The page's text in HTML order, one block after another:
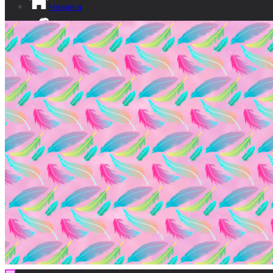
Hasiera
Izan lumatxo!
Ikusgune
Bideoak
Dokumentala
Gardentasuna
Kontaktua
EU
ES